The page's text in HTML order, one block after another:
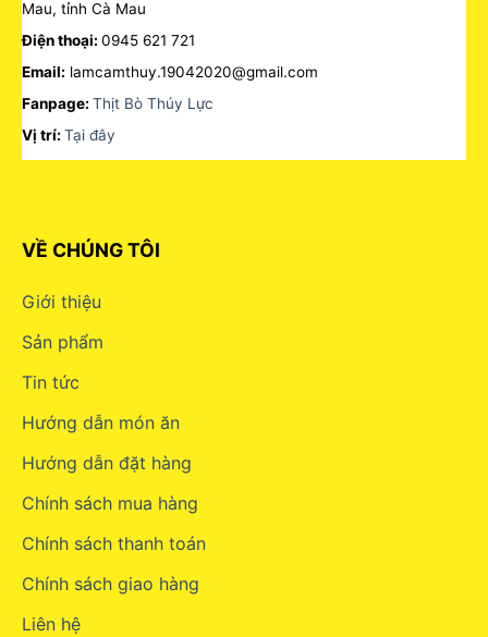
Mau, tỉnh Cà Mau
Điện thoại: 0945 621 721
Email: lamcamthuy.19042020@gmail.com
Fanpage: Thịt Bò Thúy Lực
Vị trí: Tại đây
VỀ CHÚNG TÔI
Giới thiệu
Sản phẩm
Tin tức
Hướng dẫn món ăn
Hướng dẫn đặt hàng
Chính sách mua hàng
Chính sách thanh toán
Chính sách giao hàng
Liên hệ